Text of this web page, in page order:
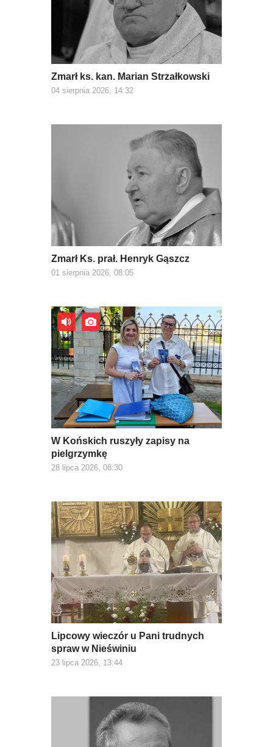
Zmarł ks. kan. Marian Strzałkowski
04 sierpnia 2026, 14:32
Zmarł Ks. prał. Henryk Gąszcz
01 sierpnia 2026, 08:05
W Końskich ruszyły zapisy na
pielgrzymkę
28 lipca 2026, 08:30
Lipcowy wieczór u Pani trudnych
spraw w Nieświniu
23 lipca 2026, 13:44